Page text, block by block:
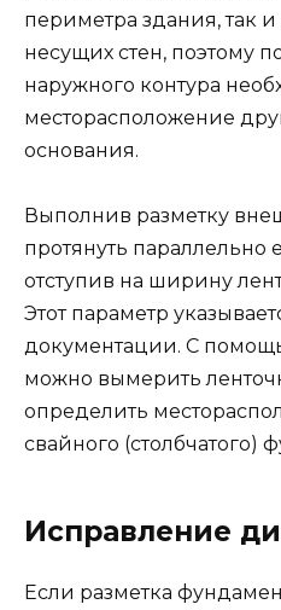
периметра здания, так
несущих стен, поэтому
наружного контура
месторасположение
основания.
Выполнив разметку
протянуть параллельно
отступив на ширину
Этот параметр
документации. С
можно вымерить
определить
свайного (столбчатого)
Исправление
Если разметка